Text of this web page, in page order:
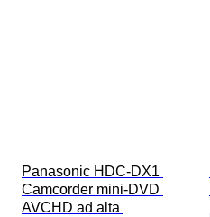
Panasonic HDC-DX1
Camcorder mini-DVD
AVCHD ad alta